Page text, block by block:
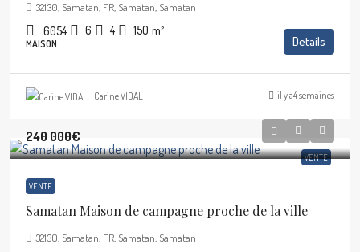
32130, Samatan, FR, Samatan, Samatan
6054 6 4 150 m²
MAISON Details
Carine VIDAL il y a4 semaines
VENTE
240 000€
VENTE
Samatan Maison de campagne proche de la ville
32130, Samatan, FR, Samatan, Samatan